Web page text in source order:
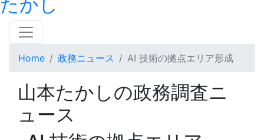
Home 政務ニュース AI 技術の拠点エリア形成
山本たかしの政務調査ニ
ュース